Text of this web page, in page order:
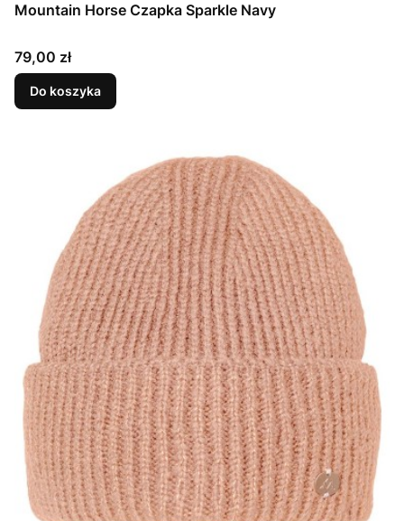
Mountain Horse Czapka Sparkle Navy
Cena
79,00 zł
Do koszyka